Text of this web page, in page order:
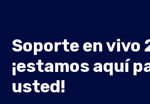
Soporte en vivo
¡estamos aquí
usted!